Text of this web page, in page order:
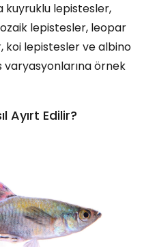
kuyruklu lepistesler,
lepistesler, leopar
koi lepistesler ve albino
varyasyonlarına örnek
Ayırt Edilir?